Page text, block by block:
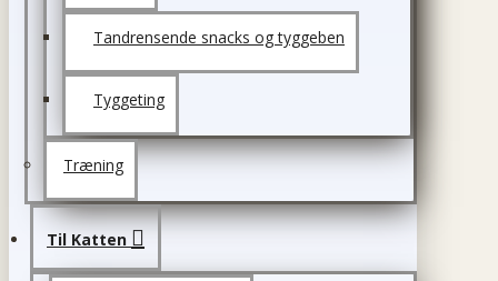
Tandrensende snacks og tyggeben
Tyggeting
Træning
Til Katten